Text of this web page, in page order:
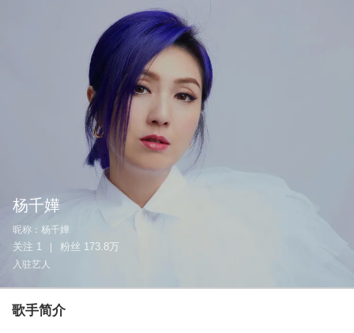
杨千嬅
昵称： 杨千嬅
关注 1 粉丝 173.8万
入驻艺人
歌手简介